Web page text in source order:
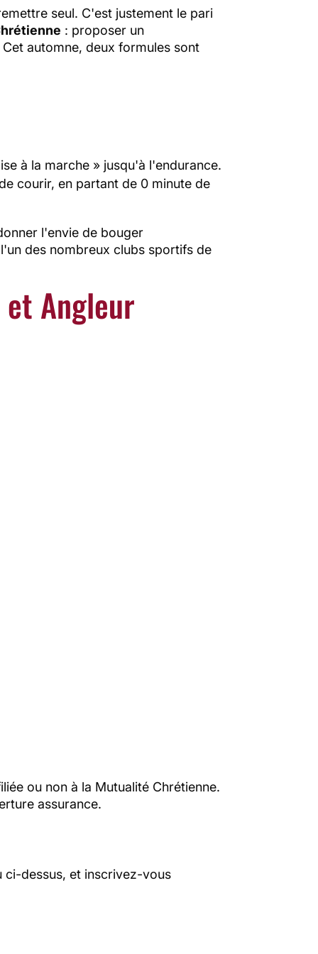
seul. C'est justement le pari
: proposer un
automne, deux formules sont
à la marche » jusqu'à l'endurance.
courir, en partant de 0 minute de
l'envie de bouger
des nombreux clubs sportifs de
et Angleur
ou non à la Mutualité Chrétienne.
assurance.
ci-dessus, et inscrivez-vous